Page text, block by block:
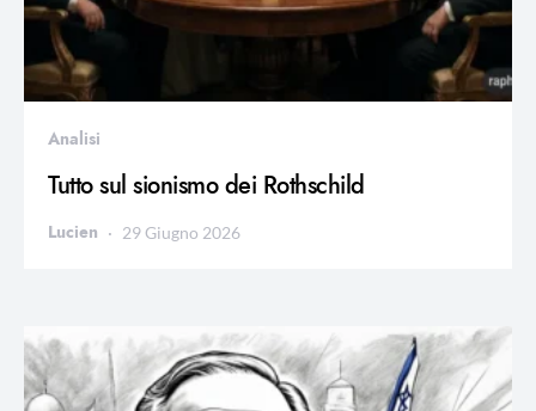
Analisi
Tutto sul sionismo dei Rothschild
Lucien 29 Giugno 2026